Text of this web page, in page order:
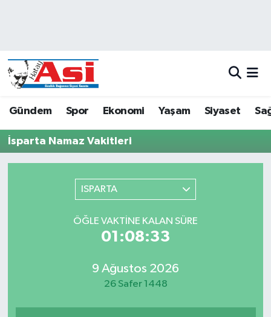
Gündem Spor Ekonomi Yaşam Siyaset
İsparta Namaz Vakitleri
ISPARTA
ÖĞLE VAKTINE KALAN SÜRE
01:08:33
9 Ağustos 2026
26 Safer 1448
Dünya
Eğitim
Ekonomi
Magazin
Trafik Durumu
Süper Lig Puan Durumu ve Fikstür
Tüm Manşetler
Haber Arşivi